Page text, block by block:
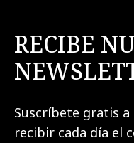
RECIBE
Suscríbete gratis
recibir cada día el